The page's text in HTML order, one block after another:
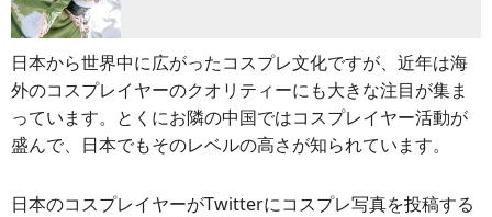
日本から世界中に広がったコスプレ文化ですが、近年は海
外のコスプレイヤーのクオリティーにも大きな注目が集ま
っています。とくにお隣の中国ではコスプレイヤー活動が
盛んで、日本でもそのレベルの高さが知られています。
日本のコスプレイヤーがTwitterにコスプレ写真を投稿する